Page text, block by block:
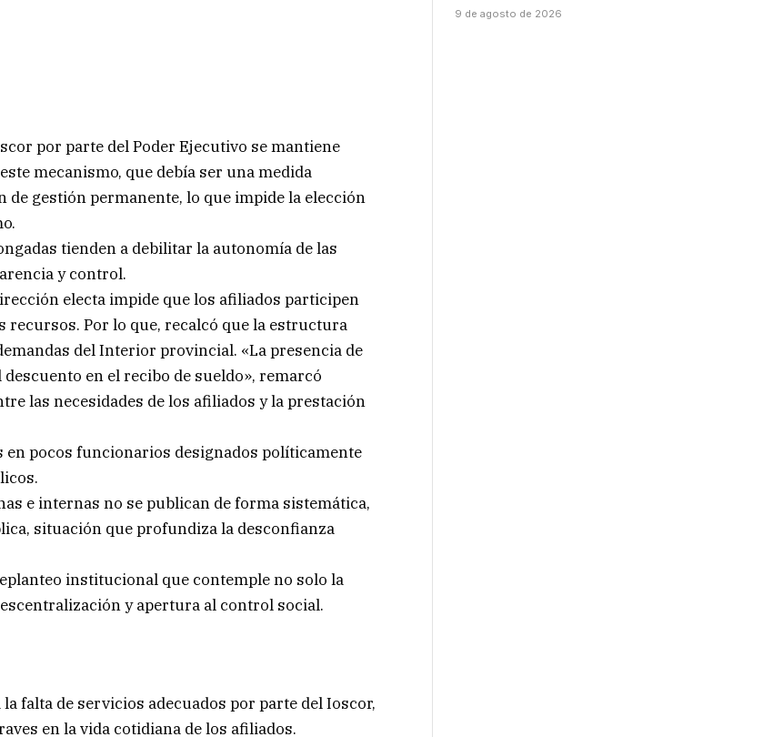
por parte del Poder Ejecutivo se mantiene
mecanismo, que debía ser una medida
gestión permanente, lo que impide la elección
tienden a debilitar la autonomía de las
y control.
electa impide que los afiliados participen
recursos. Por lo que, recalcó que la estructura
del Interior provincial. «La presencia de
en el recibo de sueldo», remarcó
las necesidades de los afiliados y la prestación
pocos funcionarios designados políticamente
e internas no se publican de forma sistemática,
situación que profundiza la desconfianza
institucional que contemple no solo la
y apertura al control social.
falta de servicios adecuados por parte del Ioscor,
en la vida cotidiana de los afiliados.
9 de agosto de 2026